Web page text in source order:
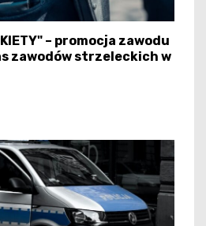
– promocja zawodu
zawodów strzeleckich w